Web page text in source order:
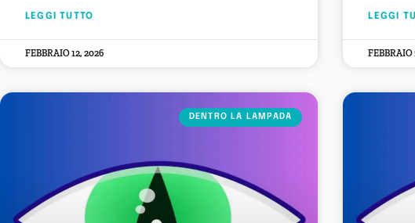
LEGGI TUTTO
FEBBRAIO 12, 2026
LEGGI
FEBBRAIO
DENTRO LA LAMPADA